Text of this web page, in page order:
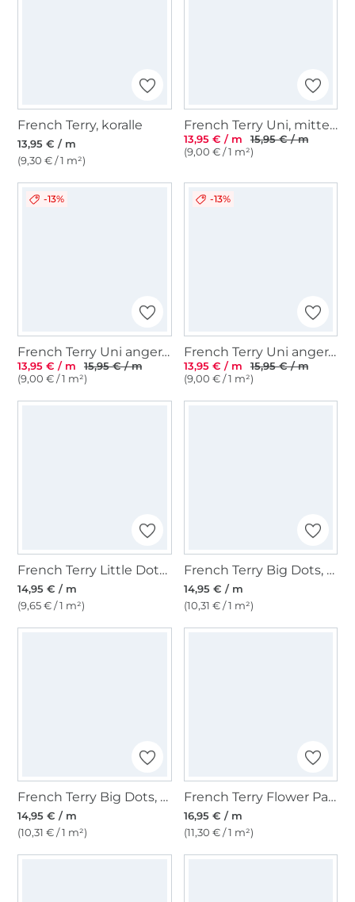
French Terry, koralle
13,95 € / m
(9,30 € / 1 m²)
French Terry Uni, mittelgrün
13,95 € / m
15,95 € / m
(9,00 € / 1 m²)
-13%
French Terry Uni angeraut, petrol
13,95 € / m
15,95 € / m
(9,00 € / 1 m²)
-13%
French Terry Uni angeraut, marine
13,95 € / m
15,95 € / m
(9,00 € / 1 m²)
French Terry Little Dots, wollweiß
14,95 € / m
(9,65 € / 1 m²)
French Terry Big Dots, weinrot
14,95 € / m
(10,31 € / 1 m²)
French Terry Big Dots, schwarz
14,95 € / m
(10,31 € / 1 m²)
French Terry Flower Paradise, bordeaux
16,95 € / m
(11,30 € / 1 m²)